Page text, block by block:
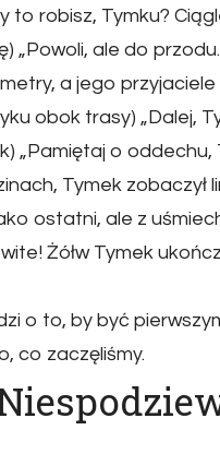
to robisz, Tymku?
„Powoli, ale do
a jego
obok trasy) „Dalej,
„Pamiętaj o oddechu,
Tymek zobaczył
ostatni, ale z
Żółw Tymek
o to, by być
co zaczęliśmy.